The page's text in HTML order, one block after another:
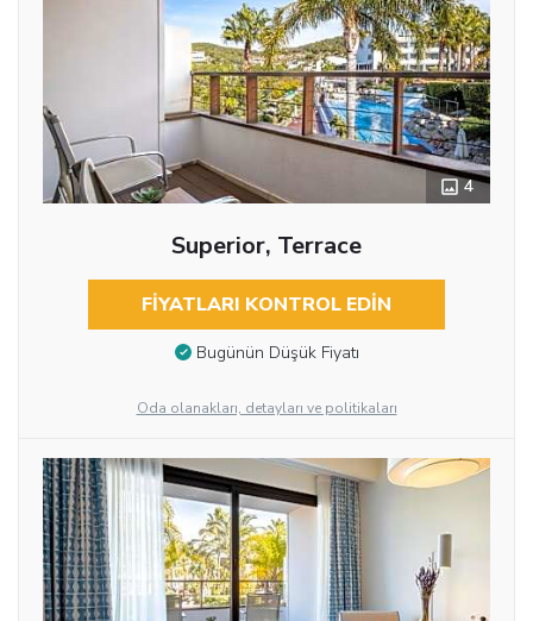
4
Superior, Terrace
FIYATLARI KONTROL EDIN
Bugünün Düşük Fiyatı
Oda olanakları, detayları ve politikaları